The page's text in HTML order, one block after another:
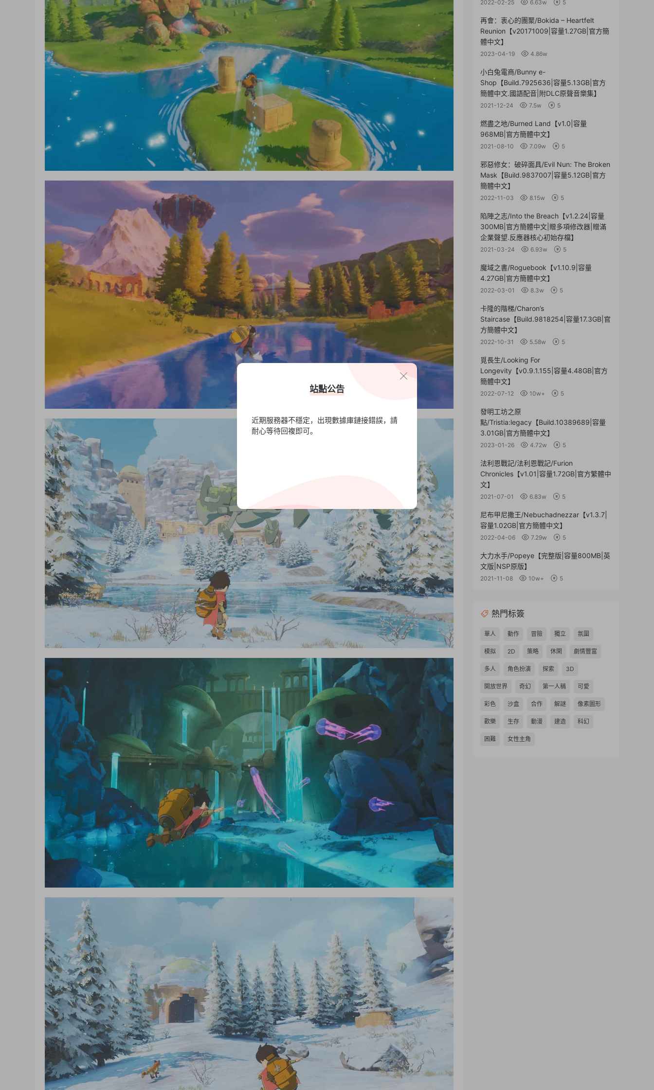
2022-02-25 6.63w 5
再會：衷心的團聚/Bokida – Heartfelt
Reunion【v20171009|容量1.27GB|官方簡
體中文】
2023-04-19 4.86w
小白兔電商/Bunny e-
Shop【Build.7925636|容量5.13GB|官方
簡體中文.國語配音|附DLC原聲音樂集】
2021-12-24 7.5w 5
燃盡之地/Burned Land【v1.0|容量
968MB|官方簡體中文】
2021-08-10 7.09w 5
邪惡修女：破碎面具/Evil Nun: The Broken
Mask【Build.9837007|容量5.12GB|官方
簡體中文】
2022-11-03 8.15w 5
陷陣之志/Into the Breach【v1.2.24|容量
300MB|官方簡體中文|贈多項修改器|贈滿
企業聲望.反應器核心初始存檔】
2021-03-24 6.93w 5
魔域之書/Roguebook【v1.10.9|容量
4.27GB|官方簡體中文】
2022-03-01 8.3w 5
卡隆的階梯/Charon’s
Staircase【Build.9818254|容量17.3GB|官
方簡體中文】
2022-10-31 5.58w 5
覓長生/Looking For
Longevity【v0.9.1.155|容量4.48GB|官方
簡體中文】
2022-07-12 10w+ 5
發明工坊之原
點/Tristia:legacy【Build.10389689|容量
3.01GB|官方簡體中文】
2023-01-26 4.72w 5
法利恩戰記/法利恩戰記/Furion
Chronicles【v1.01|容量1.72GB|官方繁體中
文】
2021-07-01 6.83w 5
尼布甲尼撒王/Nebuchadnezzar【v1.3.7|
容量1.02GB|官方簡體中文】
2022-04-06 7.29w 5
大力水手/Popeye【完整版|容量800MB|英
文版|NSP原版】
2021-11-08 10w+ 5
熱門标簽
單人 動作 冒險 獨立 氛圍
模拟 2D 策略 休閑 劇情豐富
多人 角色扮演 探索 3D
開放世界 奇幻 第一人稱 可愛
彩色 沙盒 合作 解謎 像素圖形
歡樂 生存 動漫 建造 科幻
困難 女性主角
站點公告
近期服務器不穩定，出現數據庫鏈接錯誤，請
耐心等待回複即可。